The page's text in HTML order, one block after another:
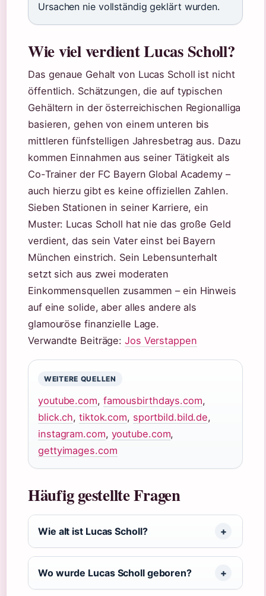
Ursachen nie vollständig geklärt wurden.
Wie viel verdient Lucas Scholl?
Das genaue Gehalt von Lucas Scholl ist nicht
öffentlich. Schätzungen, die auf typischen
Gehältern in der österreichischen Regionalliga
basieren, gehen von einem unteren bis
mittleren fünfstelligen Jahresbetrag aus. Dazu
kommen Einnahmen aus seiner Tätigkeit als
Co-Trainer der FC Bayern Global Academy –
auch hierzu gibt es keine offiziellen Zahlen.
Sieben Stationen in seiner Karriere, ein
Muster: Lucas Scholl hat nie das große Geld
verdient, das sein Vater einst bei Bayern
München einstrich. Sein Lebensunterhalt
setzt sich aus zwei moderaten
Einkommensquellen zusammen – ein Hinweis
auf eine solide, aber alles andere als
glamouröse finanzielle Lage.
Verwandte Beiträge: Jos Verstappen
WEITERE QUELLEN
youtube.com, famousbirthdays.com,
blick.ch,tiktok.com, sportbild.bild.de,
instagram.com, youtube.com,
gettyimages.com
Häufig gestellte Fragen
Wie alt ist Lucas Scholl?
Wo wurde Lucas Scholl geboren?